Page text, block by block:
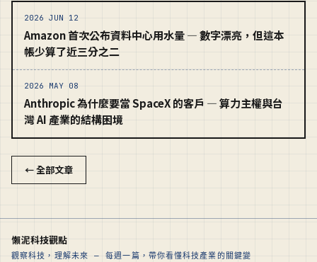
2026 JUN 12
Amazon 首次公布資料中心用水量 — 數字漂亮，但這本
帳少算了近三分之二
2026 MAY 08
Anthropic 為什麼要當 SpaceX 的客戶 — 算力主權與台
灣 AI 產業的結構困境
← 全部文章
懶泥科技觀點
觀察科技，理解未來 — 每週一篇，帶你看懂科技產業的關鍵變